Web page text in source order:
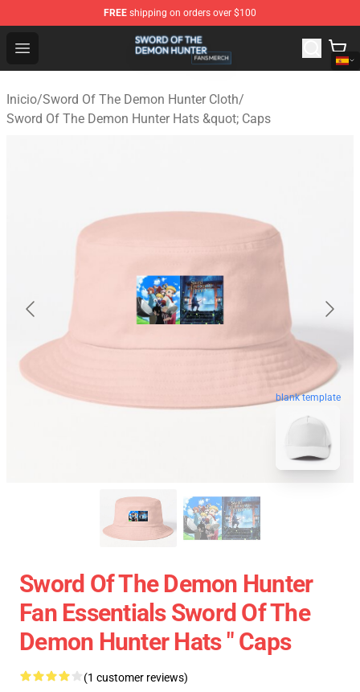
FREE shipping on orders over $100
Open menu
Sword Of The Demon Hunter Shop - Official Sword Of
Inicio/Sword Of The Demon Hunter Cloth/
Sword Of The Demon Hunter Hats &quot; Caps
blank template
Sword Of The Demon Hunter
Fan Essentials Sword Of The
Demon Hunter Hats " Caps
(1 customer reviews)